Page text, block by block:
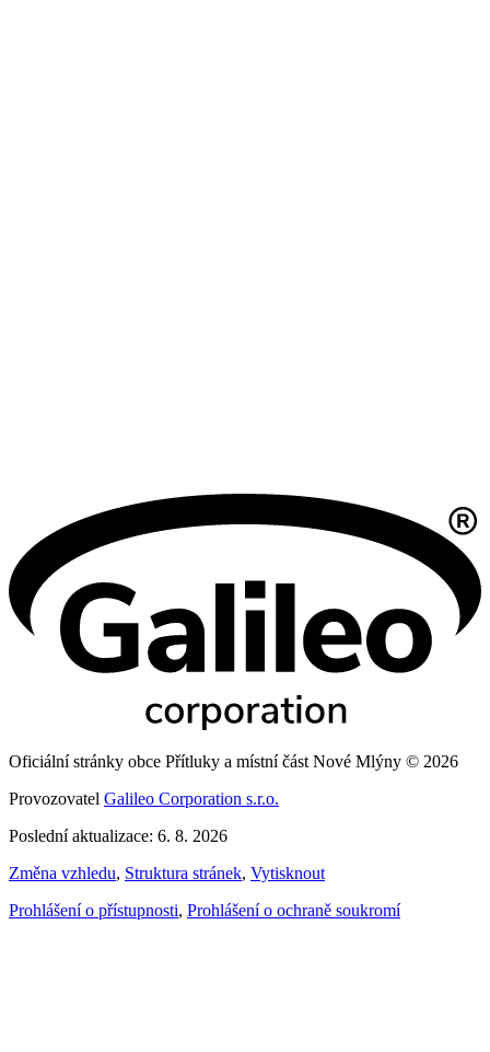
Oficiální stránky obce Přítluky a místní část Nové Mlýny © 2026
Provozovatel Galileo Corporation s.r.o.
Poslední aktualizace: 6. 8. 2026
Změna vzhledu, Struktura stránek, Vytisknout
Prohlášení o přístupnosti, Prohlášení o ochraně soukromí